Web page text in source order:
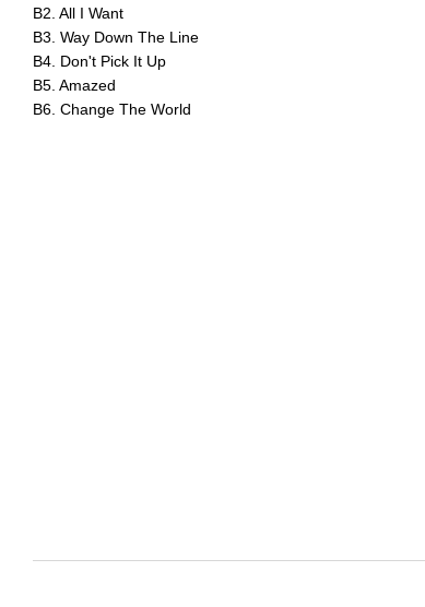
B2. All I Want
B3. Way Down The Line
B4. Don't Pick It Up
B5. Amazed
B6. Change The World